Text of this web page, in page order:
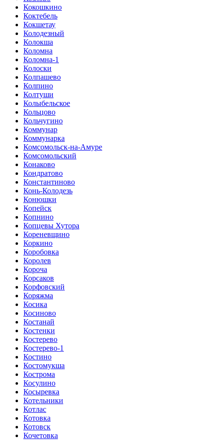
Кокошкино
Коктебель
Кокшетау
Колодезный
Колокша
Коломна
Коломна-1
Колоски
Колпашево
Колпино
Колтуши
Колыбельское
Кольцово
Кольчугино
Коммунар
Коммунарка
Комсомольск-на-Амуре
Комсомольский
Конаково
Кондратово
Константиново
Конь-Колодезь
Конюшки
Копейск
Копнино
Копцевы Хутора
Кореневщино
Коркино
Коробовка
Королев
Короча
Корсаков
Корфовский
Коряжма
Косика
Косиново
Костанай
Костенки
Костерево
Костерево-1
Костино
Костомукша
Кострома
Косулино
Косыревка
Котельники
Котлас
Котовка
Котовск
Кочетовка